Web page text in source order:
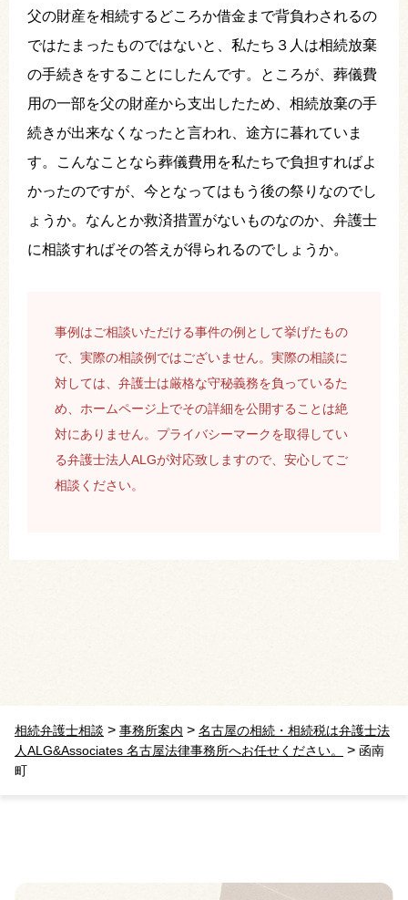
父の財産を相続するどころか借金まで背負わされるの
ではたまったものではないと、私たち３人は相続放棄
の手続きをすることにしたんです。ところが、葬儀費
用の一部を父の財産から支出したため、相続放棄の手
続きが出来なくなったと言われ、途方に暮れていま
す。こんなことなら葬儀費用を私たちで負担すればよ
かったのですが、今となってはもう後の祭りなのでし
ょうか。なんとか救済措置がないものなのか、弁護士
に相談すればその答えが得られるのでしょうか。
事例はご相談いただける事件の例として挙げたもの
で、実際の相談例ではございません。実際の相談に
対しては、弁護士は厳格な守秘義務を負っているた
め、ホームページ上でその詳細を公開することは絶
対にありません。プライバシーマークを取得してい
る弁護士法人ALGが対応致しますので、安心してご
相談ください。
相続弁護士相談 > 事務所案内 > 名古屋の相続・相続税は弁護士法
人ALG&Associates 名古屋法律事務所へお任せください。
> 函南
町